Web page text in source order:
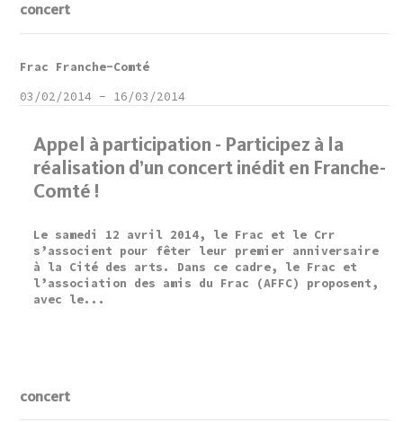
concert
Appel à participation - Participez à la
réalisation d’un concert inédit en Franche-
Comté !
Le samedi 12 avril 2014, le Frac et le Crr
s’associent pour fêter leur premier anniversaire
à la Cité des arts. Dans ce cadre, le Frac et
l’association des amis du Frac (AFFC) proposent,
avec le...
Frac Franche-Comté
03/02/2014 - 16/03/2014
concert